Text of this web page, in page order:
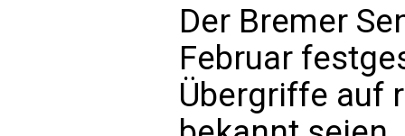
Der Bremer
Februar
Übergriffe